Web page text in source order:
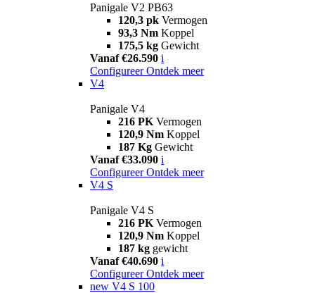
Panigale V2 PB63
120,3 pk Vermogen
93,3 Nm Koppel
175,5 kg Gewicht
Vanaf €26.590 i
Configureer Ontdek meer
V4
Panigale V4
216 PK Vermogen
120,9 Nm Koppel
187 Kg Gewicht
Vanaf €33.090 i
Configureer Ontdek meer
V4 S
Panigale V4 S
216 PK Vermogen
120,9 Nm Koppel
187 kg gewicht
Vanaf €40.690 i
Configureer Ontdek meer
new V4 S 100